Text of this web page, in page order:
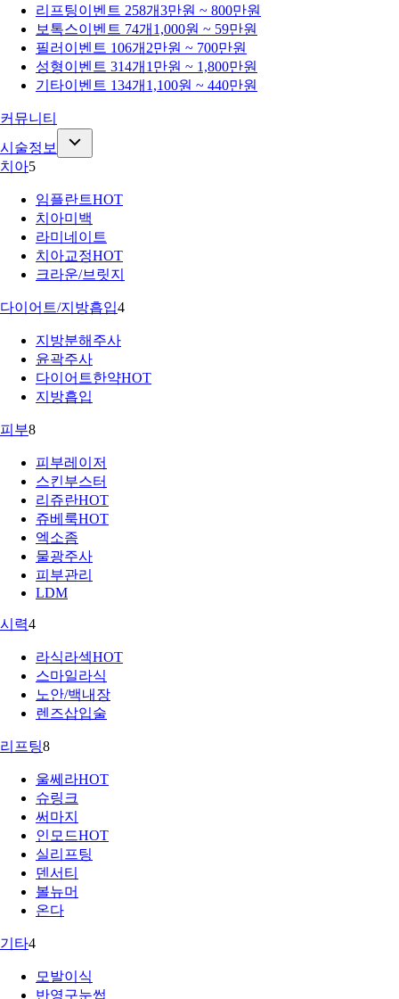
리프팅이벤트 258개3만원 ~ 800만원
보톡스이벤트 74개 1,000원 ~ 59만원
필러 이벤트 106개 2만원 ~ 700만원
성형이벤트 314개 1만원 ~ 1,800만원
기타이벤트 134개 1,100원 ~ 440만원
커뮤니티
시술정보
치아5
임플란트HOT
치아미백
라미네이트
치아교정HOT
크라운/브릿지
다이어트/지방흡입4
지방분해주사
윤곽주사
다이어트한약HOT
지방흡입
피부8
피부레이저
스킨부스터
리쥬란HOT
쥬베룩HOT
엑소좀
물광주사
피부관리
LDM
시력4
라식라섹HOT
스마일라식
노안/백내장
렌즈삽입술
리프팅8
울쎄라HOT
슈링크
써마지
인모드HOT
실리프팅
덴서티
볼뉴머
온다
기타4
모발이식
반영구눈썹